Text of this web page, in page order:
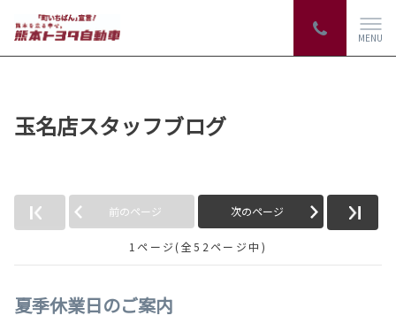
MENU
玉名店スタッフブログ
前のページ 次のページ
1ページ(全52ページ中)
夏季休業日のご案内